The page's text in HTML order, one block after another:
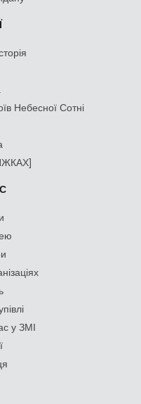
Небесної Сотні
у ЗМІ